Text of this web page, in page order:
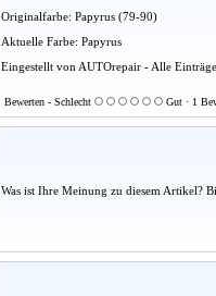
Originalfarbe: Papyrus (79-90)
Aktuelle Farbe: Papyrus
Eingestellt von AUTOrepair - Alle
Bewerten - Schlecht Gut · 1
Was ist Ihre Meinung zu diesem Artikel?